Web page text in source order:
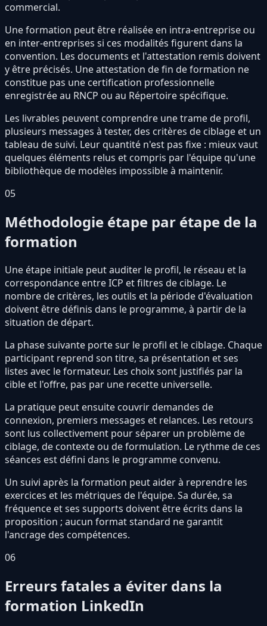
commercial.
Une formation peut être réalisée en intra-entreprise ou
en inter-entreprises si ces modalités figurent dans la
convention. Les documents et l'attestation remis doivent
y être précisés. Une attestation de fin de formation ne
constitue pas une certification professionnelle
enregistrée au RNCP ou au Répertoire spécifique.
Les livrables peuvent comprendre une trame de profil,
plusieurs messages à tester, des critères de ciblage et un
tableau de suivi. Leur quantité n'est pas fixe : mieux vaut
quelques éléments relus et compris par l'équipe qu'une
bibliothèque de modèles impossible à maintenir.
05
Méthodologie étape par étape de la
formation
Une étape initiale peut auditer le profil, le réseau et la
correspondance entre ICP et filtres de ciblage. Le
nombre de critères, les outils et la période d'évaluation
doivent être définis dans le programme, à partir de la
situation de départ.
La phase suivante porte sur le profil et le ciblage. Chaque
participant reprend son titre, sa présentation et ses
listes avec le formateur. Les choix sont justifiés par la
cible et l'offre, pas par une recette universelle.
La pratique peut ensuite couvrir demandes de
connexion, premiers messages et relances. Les retours
sont lus collectivement pour séparer un problème de
ciblage, de contexte ou de formulation. Le rythme de ces
séances est défini dans le programme convenu.
Un suivi après la formation peut aider à reprendre les
exercices et les métriques de l'équipe. Sa durée, sa
fréquence et ses supports doivent être écrits dans la
proposition ; aucun format standard ne garantit
l'ancrage des compétences.
06
Erreurs fatales a éviter dans la
formation LinkedIn